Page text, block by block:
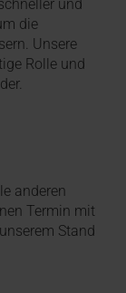
und
die
Unsere
Rolle und
anderen
Termin mit
Stand